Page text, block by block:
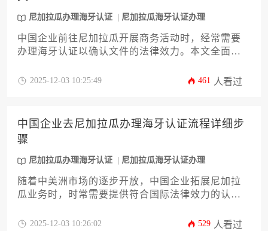
航。尼加拉瓜办理海牙认证 尼加拉瓜海牙认证办理
中国企业前往尼加拉瓜开展商务活动时，经常需要
办理海牙认证以确认文件的法律效力。本文全面解
材料准备、认证步骤、加急办理及常见延误因素等
2025-12-03 10:25:49 461 人看过
中国企业去尼加拉瓜办理海牙认证流程详细步
骤
尼加拉瓜办理海牙认证 尼加拉瓜海牙认证办理
随着中美洲市场的逐步开放，中国企业拓展尼加拉
瓜业务时，时常需要提供符合国际法律效力的认证
办理流程直接关系到企业在当地的合规运营效率。
2025-12-03 10:26:02 529 人看过